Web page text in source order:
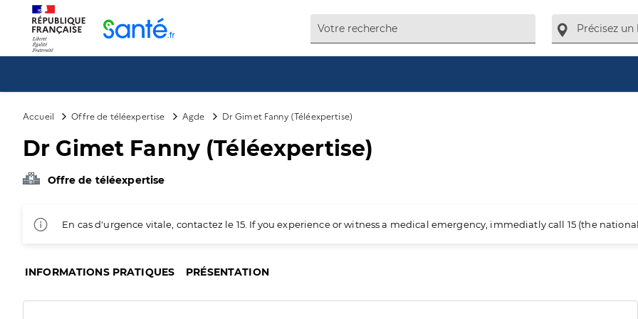
Accueil Offre de téléexpertise Agde Dr Gimet Fanny (Téléexpertise)
Dr Gimet Fanny (Téléexpertise)
Offre de téléexpertise
En cas d'urgence vitale, contactez le 15. If you experience or witness a medical emergency, immediatly call 15 (the
INFORMATIONS PRATIQUES PRÉSENTATION
Panneau de gestion des cookies